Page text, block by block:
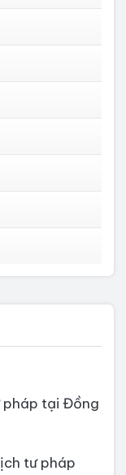
pháp tại Đà
Pháp tại Hồ
tại Đồng
tư pháp